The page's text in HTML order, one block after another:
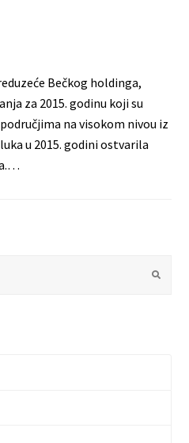
Bečkog holdinga,
za 2015. godinu koji su
na visokom nivou iz
u 2015. godini ostvarila
Submit